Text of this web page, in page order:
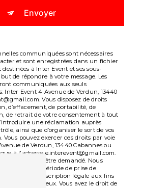
Envoyer
communiquées sont nécessaires
et sont enregistrées dans un fichier
à Inter Event et ses sous-
de répondre à votre message. Les
communiquées aux seuls
Inter Event 4 Avenue de Verdun, 13440
Vous disposez de droits
d’effacement, de portabilité, de
de retrait de votre consentement à tout
une réclamation auprès
ainsi que d’organiser le sort de vos
Vous pouvez exercer ces droits par voie
de Verdun, 13440 Cabannes ou
à l'adresse e.interevent@gmail.com.
pourra vous être demandé. Nous
pendant la période de prise de
la durée de prescription légale aux fins
des contentieux. Vous avez le droit de